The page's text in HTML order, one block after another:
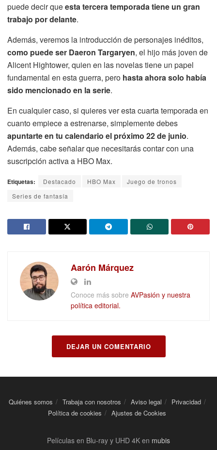
puede decir queesta tercera temporada tiene un gran
trabajo por delante.
Además, veremos la introducción de personajes inéditos,
como puede ser Daeron Targaryen, el hijo más joven de
Alicent Hightower, quien en las novelas tiene un papel
fundamental en esta guerra, pero hasta ahora solo había
sido mencionado en la serie.
En cualquier caso, si quieres ver esta cuarta temporada en
cuanto empiece a estrenarse, simplemente debes
apuntarte en tu calendario el próximo 22 de junio.
Además, cabe señalar que necesitarás contar con una
suscripción activa a HBO Max.
Etiquetas: Destacado HBO Max
Juego de tronos
Series de fantasía
Aarón Márquez
Conoce más sobre AVPasión y nuestra
política editorial.
DEJAR UN COMENTARIO
Quiénes somos Trabaja con nosotros Aviso legal
Privacidad
Política de cookies
Ajustes de Cookies
Películas en Blu-ray y UHD 4K en mubis